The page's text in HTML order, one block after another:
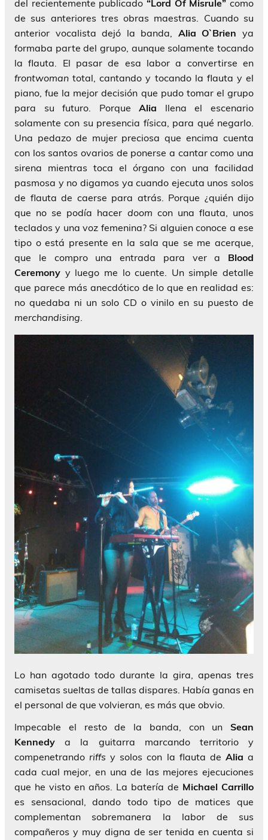
del recientemente publicado “Lord Of Misrule” como
de sus anteriores tres obras maestras. Cuando su
anterior vocalista dejó la banda, Alia O`Brien ya
formaba parte del grupo, aunque solamente tocando
la flauta. El pasar de esa labor a convertirse en
frontwomantotal, cantando y tocando la flauta y el
piano, fue la mejor decisión que pudo tomar el grupo
para su futuro. PorqueAlia llena el escenario
solamente con su presencia física, para qué negarlo.
Una pedazo de mujer preciosa que encima cuenta
con los santos ovarios de ponerse a cantar como una
sirena mientras toca el órgano con una facilidad
pasmosa y no digamos ya cuando ejecuta unos solos
de flauta de caerse para atrás. Porque ¿quién dijo
que no se podía hacer doom con una flauta, unos
teclados y una voz femenina? Si alguien conoce a ese
tipo o está presente en la sala que se me acerque,
que le compro una entrada para ver a Blood
Ceremony y luego me lo cuente. Un simple detalle
que parece más anecdótico de lo que en realidad es:
no quedaba ni un solo CD o vinilo en su puesto de
merchandising
Lo han agotado todo durante la gira, apenas tres
camisetas sueltas de tallas dispares. Había ganas en
el personal de que volvieran, es más que obvio.
Impecable el resto de la banda, con un Sean
Kennedy a la guitarra marcando territorio y
compenetrando riffs y solos con la flauta de Alia a
cada cual mejor, en una de las mejores ejecuciones
que he visto en años. La batería de Michael Carrillo
es sensacional, dando todo tipo de matices que
complementan sobremanera la labor de sus
compañeros y muy digna de ser tenida en cuenta si